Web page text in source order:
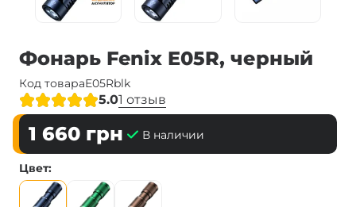
Фонарь Fenix E05R, черный
Код товараE05Rblk
5.01 отзыв
1 660 грн В наличии
Цвет